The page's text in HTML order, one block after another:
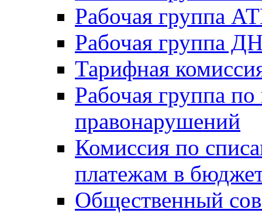
Рабочая группа
Рабочая группа
Тарифная
Рабочая группа
правонарушений
Комиссия по
платежам в
Общественный